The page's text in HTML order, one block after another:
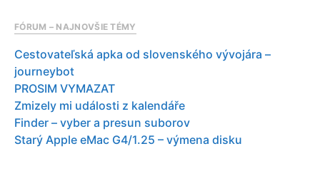
FÓRUM – NAJNOVŠIE TÉMY
Cestovateľská apka od slovenského vývojára –
journeybot
PROSIM VYMAZAT
Zmizely mi události z kalendáře
Finder – vyber a presun suborov
Starý Apple eMac G4/1.25 – výmena disku